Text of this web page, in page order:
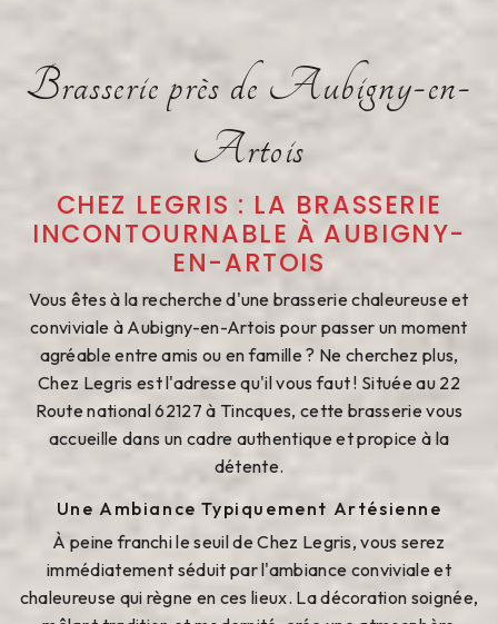
Brasserie près de Aubigny-en-
Artois
CHEZ LEGRIS : LA BRASSERIE
INCONTOURNABLE À AUBIGNY-
EN-ARTOIS
Vous êtes à la recherche d'une brasserie chaleureuse et
conviviale à Aubigny-en-Artois pour passer un moment
agréable entre amis ou en famille ? Ne cherchez plus,
Chez Legris est l'adresse qu'il vous faut ! Située au 22
Route national 62127 à Tincques, cette brasserie vous
accueille dans un cadre authentique et propice à la
détente.
Une Ambiance Typiquement Artésienne
À peine franchi le seuil de Chez Legris, vous serez
immédiatement séduit par l'ambiance conviviale et
chaleureuse qui règne en ces lieux. La décoration soignée,